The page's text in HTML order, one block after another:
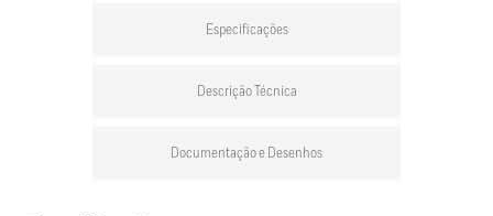
Especificações
Descrição Técnica
Documentação e Desenhos